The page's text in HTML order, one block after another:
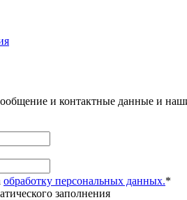
и контактные данные и
обработку персональных данных.*
заполнения